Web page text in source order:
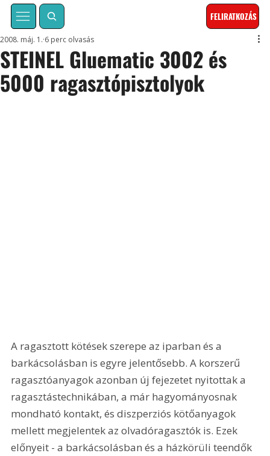
FELIRATKOZÁS
STEINEL Gluematic 3002 és
5000 ragasztópisztolyok
2008. máj. 1. 6 perc olvasás
A ragasztott kötések szerepe az iparban és a
barkácsolásban is egyre jelentősebb. A korszerű
ragasztóanyagok azonban új fejezetet nyitottak a
ragasztástechnikában, a már hagyományosnak
mondható kontakt, és diszperziós kötőanyagok
mellett megjelentek az olvadóragasztók is. Ezek
előnyeit - a barkácsolásban és a házkörüli teendők